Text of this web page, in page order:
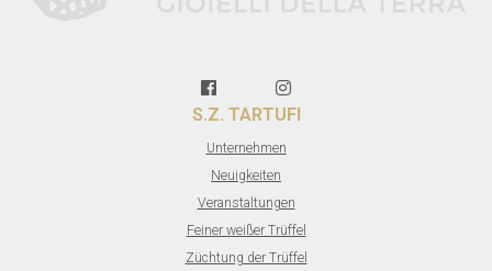
S.Z. TARTUFI
Unternehmen
Neuigkeiten
Veranstaltungen
Feiner weißer Trüffel
Züchtung der Trüffel